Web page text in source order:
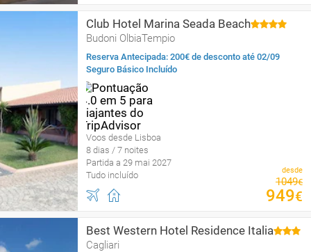
Club Hotel Marina Seada Beach
Budoni OlbiaTempio
Reserva Antecipada: 200€ de desconto até 02/09
Seguro Básico Incluído
Voos desde Lisboa
8 dias / 7 noites
Partida a 29 mai 2027
Tudo incluído
desde
1049€
949€
Best Western Hotel Residence Italia
Cagliari